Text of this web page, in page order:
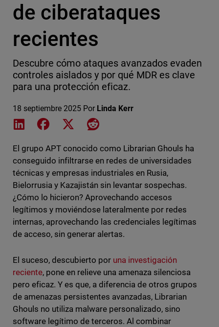
de ciberataques
recientes
Descubre cómo ataques avanzados evaden
controles aislados y por qué MDR es clave
para una protección eficaz.
18 septiembre 2025 Por Linda Kerr
Share on LinkedIn
Share on Facebook
Share on XShare on Reddit
El grupo APT conocido como Librarian Ghouls ha
conseguido infiltrarse en redes de universidades
técnicas y empresas industriales en Rusia,
Bielorrusia y Kazajistán sin levantar sospechas.
¿Cómo lo hicieron? Aprovechando accesos
legítimos y moviéndose lateralmente por redes
internas, aprovechando las credenciales legítimas
de acceso, sin generar alertas.
El suceso, descubierto por una investigación
reciente, pone en relieve una amenaza silenciosa
pero eficaz. Y es que, a diferencia de otros grupos
de amenazas persistentes avanzadas, Librarian
Ghouls no utiliza malware personalizado, sino
software legítimo de terceros. Al combinar